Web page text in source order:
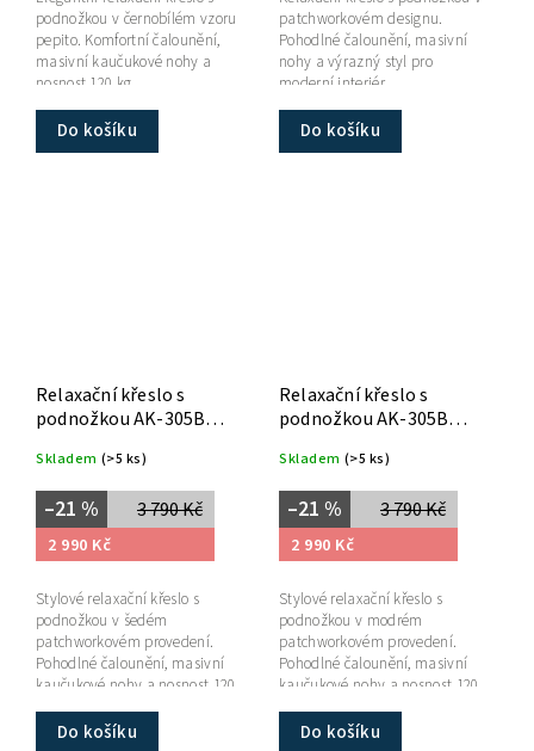
Do košíku
podnožkou v černobílém vzoru
pepito. Komfortní čalounění,
masivní kaučukové nohy a
nosnost 120 kg.
Do košíku
patchworkovém designu.
Pohodlné čalounění, masivní
nohy a výrazný styl pro
moderní interiér.
Relaxační křeslo s
podnožkou AK-305B
Skladem (>5 ks)
3 790 Kč
–21 %
2 990 Kč
Do košíku
Stylové relaxační křeslo s
podnožkou v šedém
patchworkovém provedení.
Pohodlné čalounění, masivní
kaučukové nohy a nosnost 120
kg.
Relaxační křeslo s
podnožkou AK-305B
Skladem (>5 ks)
3 790 Kč
–21 %
2 990 Kč
Do košíku
Stylové relaxační křeslo s
podnožkou v modrém
patchworkovém provedení.
Pohodlné čalounění, masivní
kaučukové nohy a nosnost 120
kg.